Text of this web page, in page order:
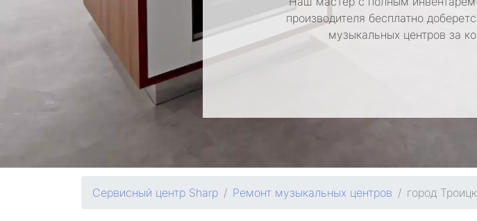
производителя бесплатно
музыкальных центров за
Сервисный центр Sharp Ремонт музыкальных центров город Троицк